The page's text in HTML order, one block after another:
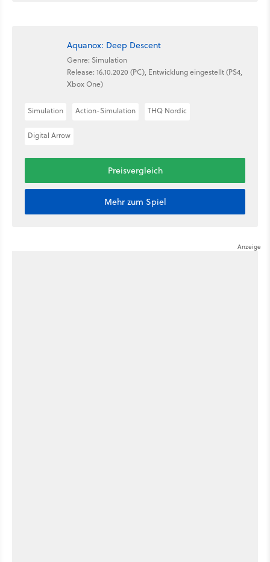
Aquanox: Deep Descent
Genre: Simulation
Release: 16.10.2020 (PC), Entwicklung eingestellt (PS4,
Xbox One)
Simulation Action-Simulation THQ Nordic
Digital Arrow
Preisvergleich
Mehr zum Spiel